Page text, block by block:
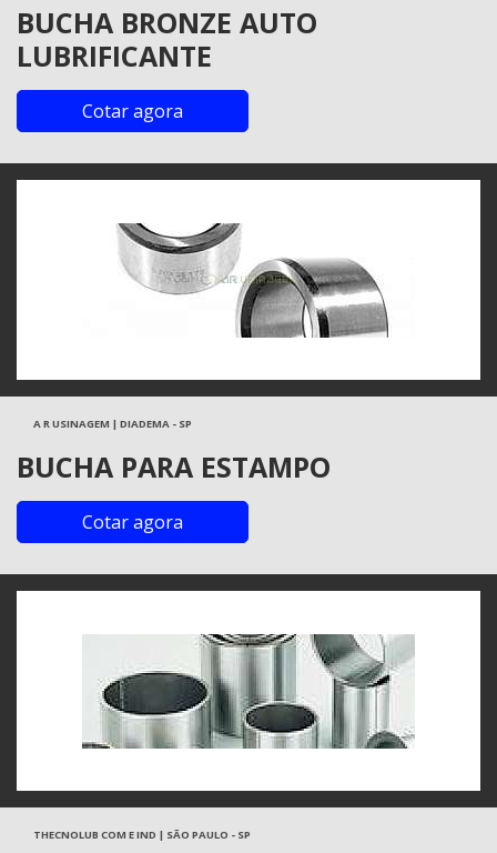
BUCHA BRONZE AUTO
LUBRIFICANTE
Cotar agora
A R USINAGEM | DIADEMA - SP
BUCHA PARA ESTAMPO
Cotar agora
THECNOLUB COM E IND | SÃO PAULO - SP